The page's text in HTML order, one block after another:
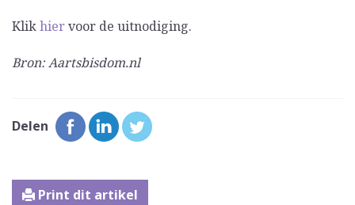
Klikhiervoor de uitnodiging.
Bron: Aartsbisdom.nl
Delen
Print dit artikel